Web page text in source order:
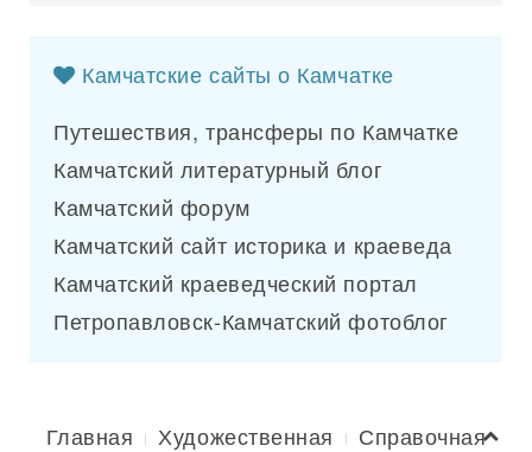
Камчатские сайты о Камчатке
Путешествия, трансферы по Камчатке
Камчатский литературный блог
Камчатский форум
Камчатский сайт историка и краеведа
Камчатский краеведческий портал
Петропавловск-Камчатский фотоблог
Главная Художественная
Справочная